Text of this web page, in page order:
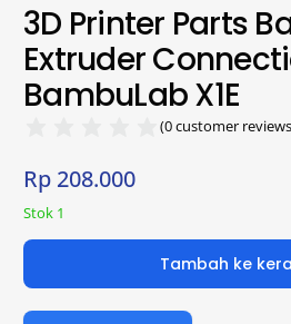
3D Printer Parts
Extruder
BambuLab X1E
(0customer
Rp 208.000
Stok 1
Tambah ke